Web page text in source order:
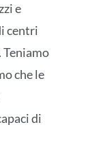
e
centri
che le
di